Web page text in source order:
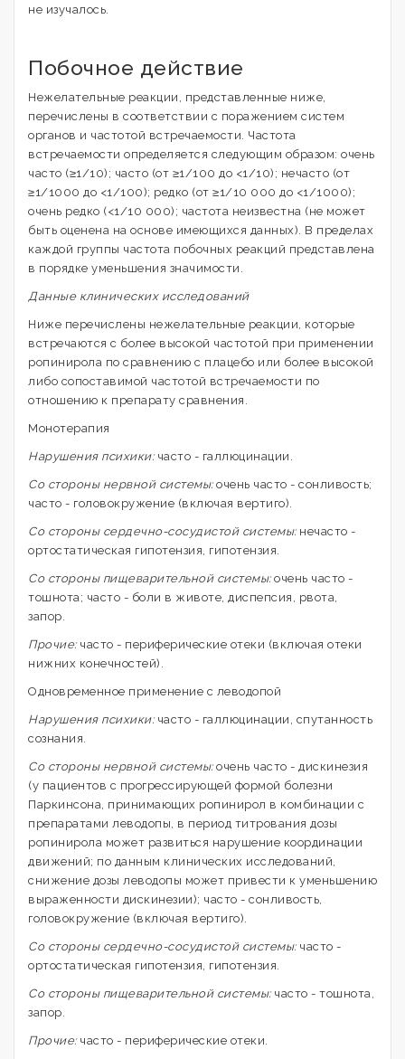
не изучалось.
Побочное действие
Нежелательные реакции, представленные ниже,
перечислены в соответствии с поражением систем
органов и частотой встречаемости. Частота
встречаемости определяется следующим образом: очень
часто (≥1/10); часто (от ≥1/100 до <1/10); нечасто (от
≥1/1000 до <1/100); редко (от ≥1/10 000 до <1/1000);
очень редко (<1/10 000); частота неизвестна (не может
быть оценена на основе имеющихся данных). В пределах
каждой группы частота побочных реакций представлена
в порядке уменьшения значимости.
Данные клинических исследований
Ниже перечислены нежелательные реакции, которые
встречаются с более высокой частотой при применении
ропинирола по сравнению с плацебо или более высокой
либо сопоставимой частотой встречаемости по
отношению к препарату сравнения.
Монотерапия
Нарушения психики:часто - галлюцинации.
Со стороны нервной системы:очень часто - сонливость;
часто - головокружение (включая вертиго).
Со стороны сердечно-сосудистой системы:нечасто -
ортостатическая гипотензия, гипотензия.
Со стороны пищеварительной системы:очень часто -
тошнота; часто - боли в животе, диспепсия, рвота,
запор.
Прочие:часто - периферические отеки (включая отеки
нижних конечностей).
Одновременное применение с леводопой
Нарушения психики:часто - галлюцинации, спутанность
сознания.
Со стороны нервной системы:очень часто - дискинезия
(у пациентов с прогрессирующей формой болезни
Паркинсона, принимающих ропинирол в комбинации с
препаратами леводопы, в период титрования дозы
ропинирола может развиться нарушение координации
движений; по данным клинических исследований,
снижение дозы леводопы может привести к уменьшению
выраженности дискинезии); часто - сонливость,
головокружение (включая вертиго).
Со стороны сердечно-сосудистой системы:часто -
ортостатическая гипотензия, гипотензия.
Со стороны пищеварительной системы:часто - тошнота,
запор.
Прочие:часто - периферические отеки.